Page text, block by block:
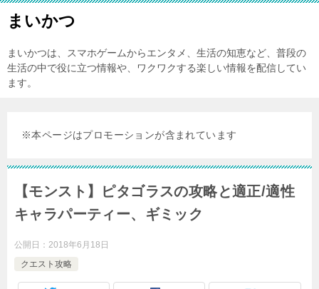
まいかつ
まいかつは、スマホゲームからエンタメ、生活の知恵など、普段の
生活の中で役に立つ情報や、ワクワクする楽しい情報を配信してい
ます。
※本ページはプロモーションが含まれています
【モンスト】ピタゴラスの攻略と適正/適性
キャラパーティー、ギミック
公開日： 2018年6月18日
クエスト攻略